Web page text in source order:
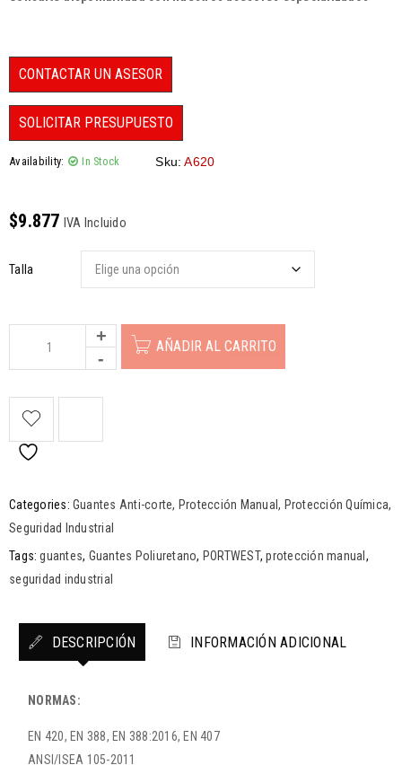
CONTACTAR UN ASESOR
SOLICITAR PRESUPUESTO
Availability: In Stock Sku: A620
$9.877 IVA Incluido
Talla
AÑADIR AL CARRITO
Categories: Guantes Anti-corte, Protección Manual , Protección Química,
Seguridad Industrial
Tags: guantes, Guantes Poliuretano, PORTWEST,protección manual ,
seguridad industrial
DESCRIPCIÓN INFORMACIÓN ADICIONAL
NORMAS:
EN 420, EN 388, EN 388:2016, EN 407
ANSI/ISEA 105-2011